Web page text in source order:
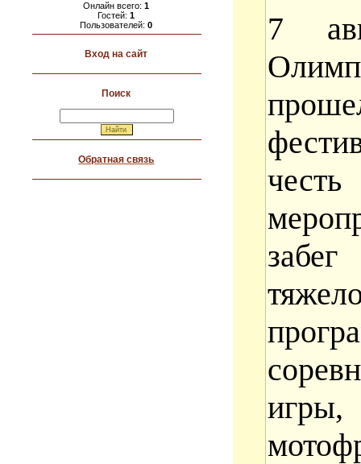
Онлайн всего:1
Гостей:1
Пользователей:0
Вход на сайт
Поиск
Обратная связь
7